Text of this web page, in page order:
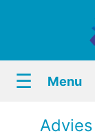
☰ Menu